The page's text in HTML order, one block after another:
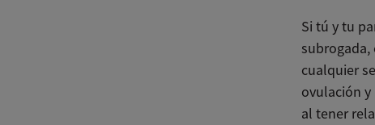
Si tú y tu
subrogada,
cualquier
ovulación y
al tener